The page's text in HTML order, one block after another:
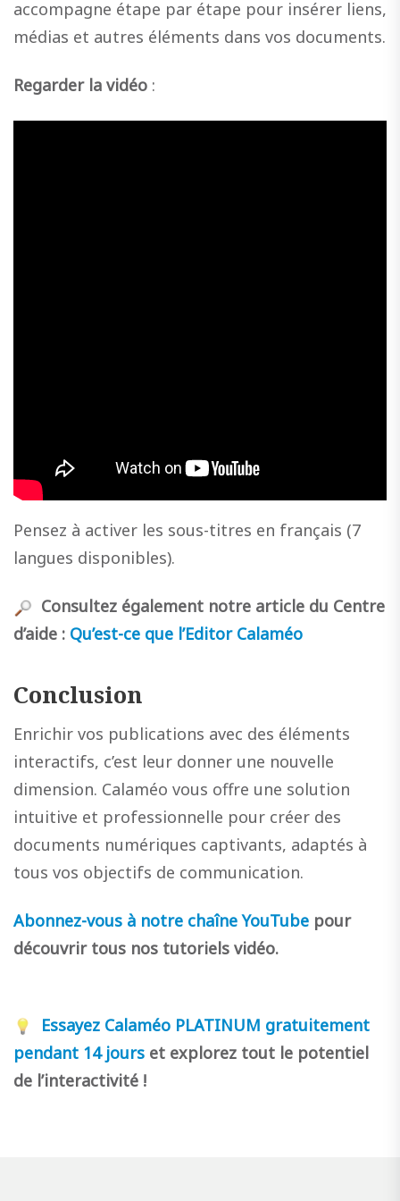
accompagne étape par étape pour insérer liens,
médias et autres éléments dans vos documents.
Regarder la vidéo :
Pensez à activer les sous-titres en français (7
langues disponibles).
Consultez également notre article du Centre
d’aide : Qu’est-ce que l’Editor Calaméo
Conclusion
Enrichir vos publications avec des éléments
interactifs, c’est leur donner une nouvelle
dimension. Calaméo vous offre une solution
intuitive et professionnelle pour créer des
documents numériques captivants, adaptés à
tous vos objectifs de communication.
Abonnez-vous à notre chaîne YouTube pour
découvrir tous nos tutoriels vidéo.
Essayez Calaméo PLATINUM gratuitement
pendant 14 jours et explorez tout le potentiel
de l’interactivité !